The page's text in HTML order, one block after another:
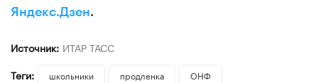
Яндекс.Дзен.
Источник: ИТАР ТАСС
Теги:
школьники продленка
ОНФ